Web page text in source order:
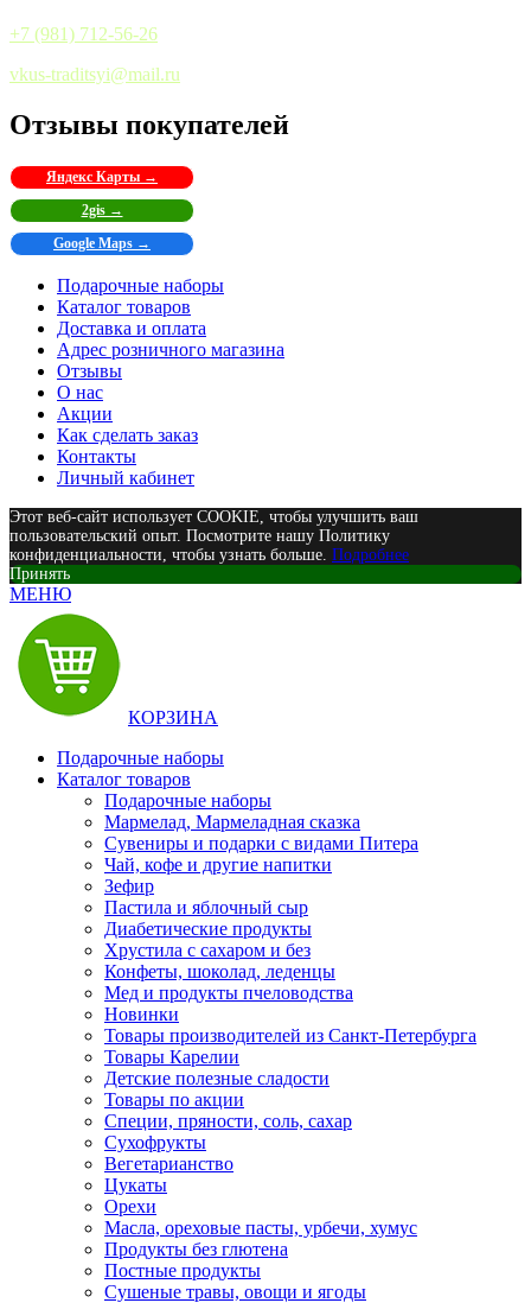
+7 (981) 712-56-26
vkus-traditsyi@mail.ru
Отзывы покупателей
Яндекс Карты →
2gis →
Google Maps →
Подарочные наборы
Каталог товаров
Доставка и оплата
Адрес розничного магазина
Отзывы
О нас
Акции
Как сделать заказ
Контакты
Личный кабинет
Этот веб-сайт использует COOKIE, чтобы улучшить ваш
пользовательский опыт. Посмотрите нашу Политику
конфиденциальности, чтобы узнать больше. Подробнее
Принять
МЕНЮ
КОРЗИНА
Подарочные наборы
Каталог товаров
Подарочные наборы
Мармелад, Мармеладная сказка
Сувениры и подарки с видами Питера
Чай, кофе и другие напитки
Зефир
Пастила и яблочный сыр
Диабетические продукты
Хрустила с сахаром и без
Конфеты, шоколад, леденцы
Мед и продукты пчеловодства
Новинки
Товары производителей из Санкт-Петербурга
Товары Карелии
Детские полезные сладости
Товары по акции
Специи, пряности, соль, сахар
Сухофрукты
Вегетарианство
Цукаты
Орехи
Масла, ореховые пасты, урбечи, хумус
Продукты без глютена
Постные продукты
Сушеные травы, овощи и ягоды